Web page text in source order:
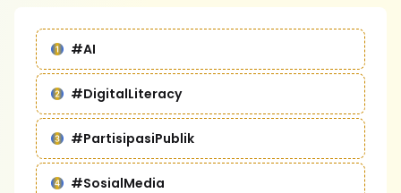
#AI
#DigitalLiteracy
#PartisipasiPublik
#SosialMedia